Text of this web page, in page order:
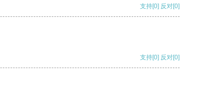
支持[0] 反对[0]
支持[0] 反对[0]